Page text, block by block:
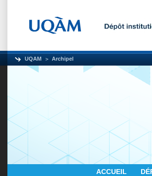
UQAM Archipel
ACCUEIL